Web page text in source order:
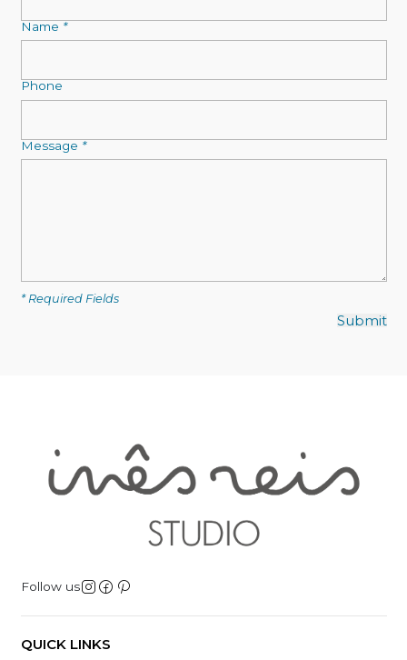
Name *
Phone
Message *
* Required Fields
Follow us
QUICK LINKS